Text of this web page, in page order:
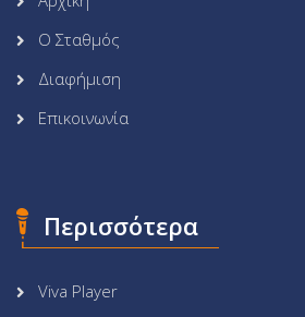
Ο Σταθμός
Διαφήμιση
Επικοινωνία
Περισσότερα
Viva Player